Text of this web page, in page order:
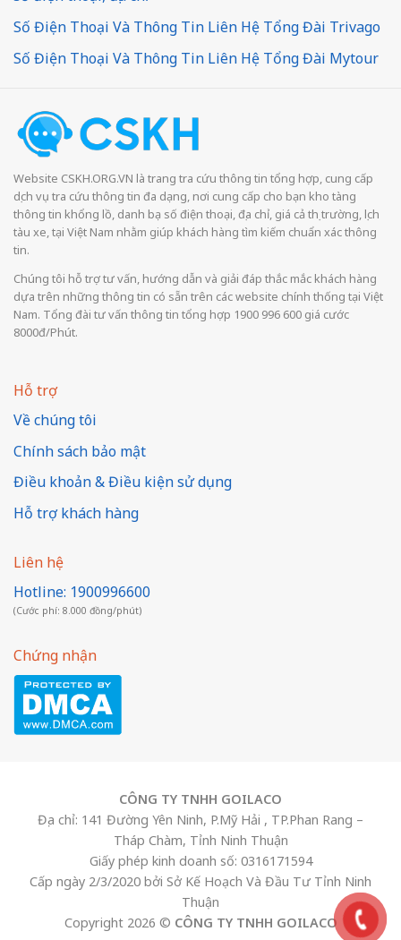
Số Điện Thoại Và Thông Tin Liên Hệ Tổng Đài Trivago
Số Điện Thoại Và Thông Tin Liên Hệ Tổng Đài Mytour
Website CSKH.ORG.VN là trang tra cứu thông tin tổng hợp, cung cấp
dịch vụ tra cứu thông tin đa dạng, nơi cung cấp cho bạn kho tàng
thông tin khổng lồ, danh bạ số điện thoại, địa chỉ, giá cả thị trường, lịch
tàu xe, tại Việt Nam nhằm giúp khách hàng tìm kiếm chuẩn xác thông
tin.
Chúng tôi hỗ trợ tư vấn, hướng dẫn và giải đáp thắc mắc khách hàng
dựa trên những thông tin có sẵn trên các website chính thống tại Việt
Nam. Tổng đài tư vấn thông tin tổng hợp 1900 996 600 giá cước
8000đ/Phút.
Hỗ trợ
Về chúng tôi
Chính sách bảo mật
Điều khoản & Điều kiện sử dụng
Hỗ trợ khách hàng
Liên hệ
Hotline: 1900996600
(Cước phí: 8.000 đồng/phút)
Chứng nhận
CÔNG TY TNHH GOILACO
Địa chỉ: 141 Đường Yên Ninh, P.Mỹ Hải , TP.Phan Rang –
Tháp Chàm, Tỉnh Ninh Thuận
Giấy phép kinh doanh số: 0316171594
Cấp ngày 2/3/2020 bởi Sở Kế Hoạch Và Đầu Tư Tỉnh Ninh
Thuận
Copyright 2026 © CÔNG TY TNHH GOILACO